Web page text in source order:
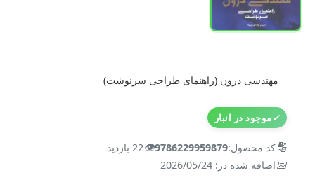
مهندسی درون (راهنمای طراحی سرنوشت)
✓موجود در انبار
🔢کد محصول:9786229959879
👁️22 بازدید
📅اضافه شده در: 2026/05/24